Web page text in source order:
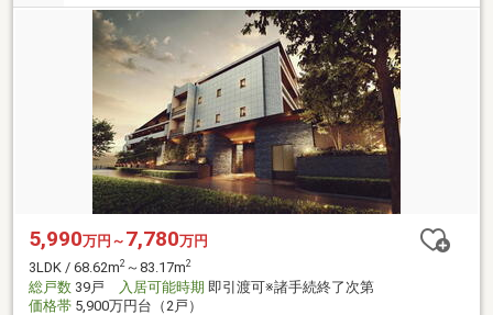
5,990万円～ 7,780万円
3LDK / 68.62m2 ～83.17m2
総戸数 39戸 入居可能時期 即引渡可※諸手続終了次第
価格帯 5,900万円台（2戸）